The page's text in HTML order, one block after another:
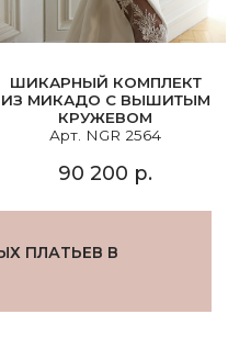
ШИКАРНЫЙ КОМПЛЕКТ
ИЗ МИКАДО С ВЫШИТЫМ
КРУЖЕВОМ
Арт. NGR 2564
90 200 р.
ПЛАТЬЕВ В